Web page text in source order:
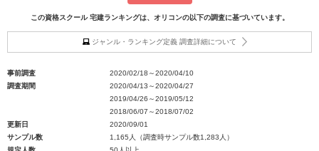
この資格スクール 宅建ランキングは、オリコンの以下の調査に基づいています。
ジャンル・ランキング定義 調査詳細について
事前調査
2020/02/18～2020/04/10
調査期間
2020/04/13～2020/04/27
2019/04/26～2019/05/12
2018/06/07～2018/07/02
更新日
2020/09/01
サンプル数
1,165人（調査時サンプル数1,283人）